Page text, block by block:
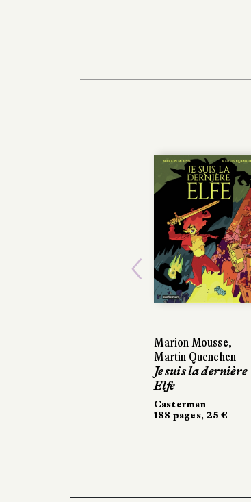
Marion Mousse,
Martin Quenehen
Je suis la dernière
Elfe
Casterman
188 pages, 25 €
Previous